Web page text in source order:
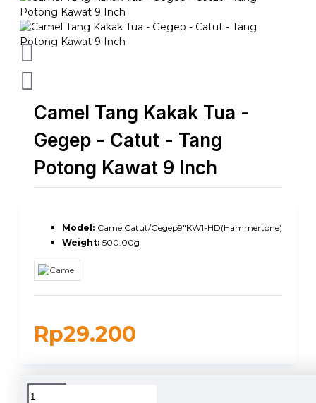
Camel Tang Kakak Tua -
Gegep - Catut - Tang
Potong Kawat 9 Inch
Rp29.200
Model: CamelCatut/Gegep9"KW1-HD(Hammertone)
Weight: 500.00g
DUKUNGAN PENGIRIMAN